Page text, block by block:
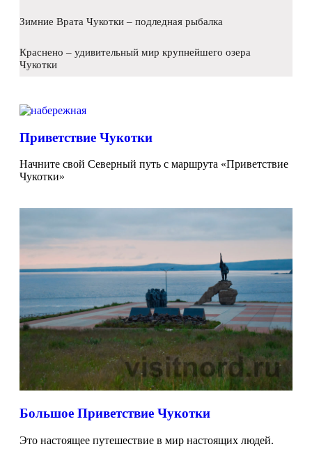
Зимние Врата Чукотки – подледная рыбалка
Краснено – удивительный мир крупнейшего озера
Чукотки
Приветствие Чукотки
Начните свой Северный путь с маршрута «Приветствие
Чукотки»
Большое Приветствие Чукотки
Это настоящее путешествие в мир настоящих людей.